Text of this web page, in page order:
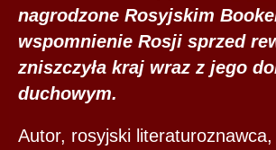
nagrodzone Rosyjskim
wspomnienie Rosji sprzed
zniszczyła kraj wraz z jego
duchowym.
Autor, rosyjski